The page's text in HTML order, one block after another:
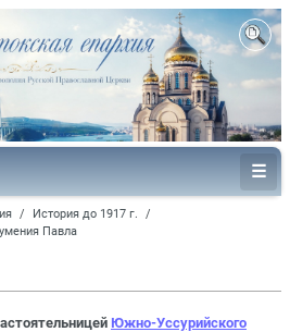
/ История до 1917 г.
/
Павла
Южно-Уссурийского